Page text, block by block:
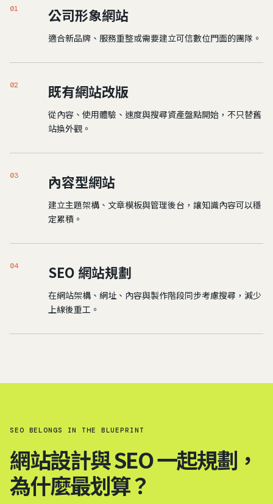
01 公司形象網站
適合新品牌、服務重整或需要建立可信數位門面的團隊。
02 既有網站改版
從內容、使用體驗、速度與搜尋資產盤點開始，不只替舊
站換外觀。
03 內容型網站
建立主題架構、文章模板與管理後台，讓知識內容可以穩
定累積。
04 SEO 網站規劃
在網站架構、網址、內容與製作階段同步考慮搜尋，減少
上線後重工。
SEO BELONGS IN THE BLUEPRINT
網站設計與 SEO 一起規劃，
為什麼最划算？